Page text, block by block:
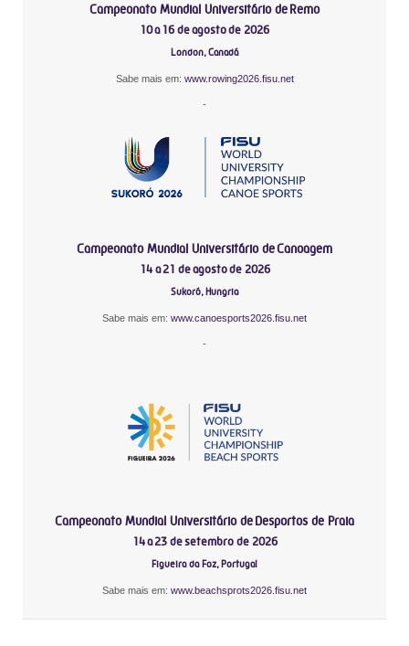
Campeonato Mundial Universitário de Remo
10 a 16 de agosto de 2026
London, Canadá
Sabe mais em: www.rowing2026.fisu.net
-
Campeonato Mundial Universitário de Canoagem
14 a 21 de agosto de 2026
Sukoró, Hungria
Sabe mais em: www.canoesports2026.fisu.net
-
Campeonato Mundial Universitário de Desportos de Praia
14 a 23 de setembro de 2026
Figueira da Foz, Portugal
Sabe mais em: www.beachsprots2026.fisu.net